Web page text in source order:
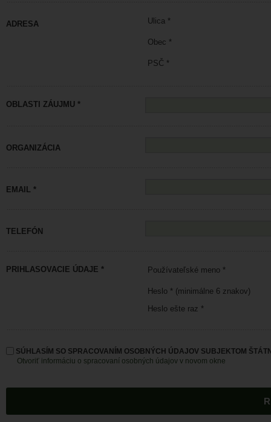
ADRESA Ulica *
Obec *
PSČ *
OBLASTI ZÁUJMU *
ORGANIZÁCIA
EMAIL *
TELEFÓN
PRIHLASOVACIE ÚDAJE * Používateľské meno *
Heslo * (minimálne 6 znakov)
Heslo ešte raz *
SÚHLASÍM SO SPRACOVANÍM OSOBNÝCH ÚDAJOV SUBJEKTOM
Otvoriť informáciu o spracovaní osobných údajov v novom okne